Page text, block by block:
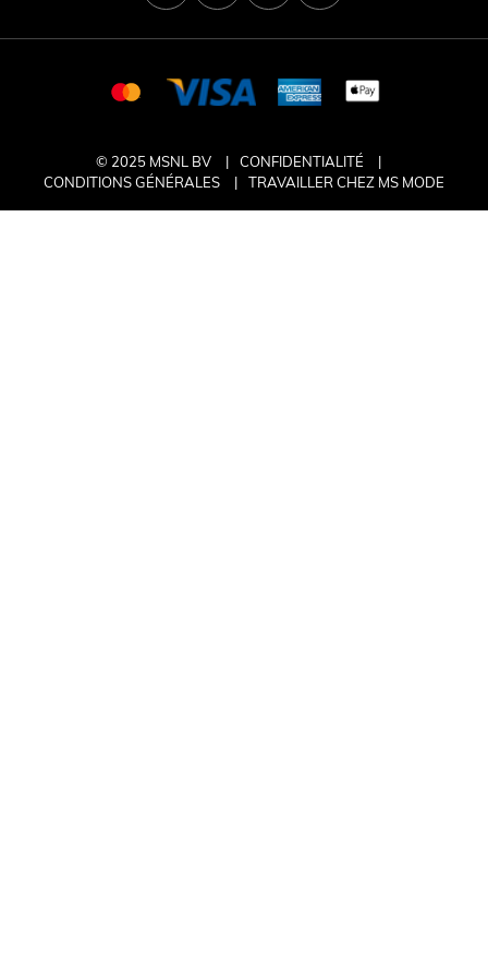
© 2025 MSNL BV
CONFIDENTIALITÉ
CONDITIONS GÉNÉRALES
TRAVAILLER CHEZ MS MODE